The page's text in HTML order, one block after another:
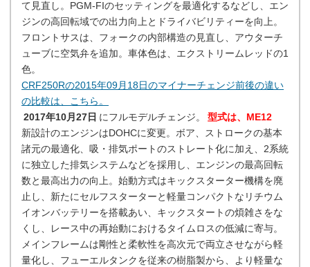
て見直し。PGM-FIのセッティングを最適化するなどし、エン
ジンの高回転域での出力向上とドライバビリティーを向上。
フロントサスは、フォークの内部構造の見直し、アウターチ
ューブに空気弁を追加。車体色は、エクストリームレッドの1
色。
CRF250Rの2015年09月18日のマイナーチェンジ前後の違い
の比較は、こちら。
2017年10月27日 にフルモデルチェンジ。
型式は、ME12
新設計のエンジンはDOHCに変更。ボア、ストロークの基本
諸元の最適化、吸・排気ポートのストレート化に加え、2系統
に独立した排気システムなどを採用し、エンジンの最高回転
数と最高出力の向上。始動方式はキックスターター機構を廃
止し、新たにセルフスターターと軽量コンパクトなリチウム
イオンバッテリーを搭載あい、キックスタートの煩雑さをな
くし、レース中の再始動におけるタイムロスの低減に寄与。
メインフレームは剛性と柔軟性を高次元で両立させながら軽
量化し、フューエルタンクを従来の樹脂製から、より軽量な